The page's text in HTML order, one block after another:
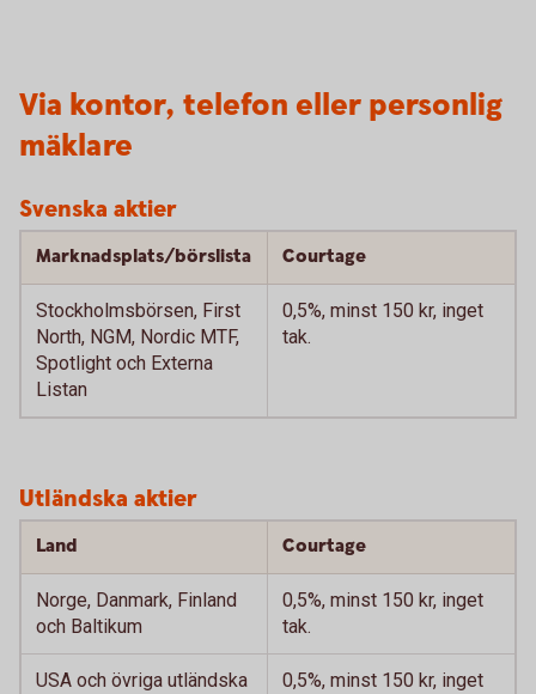
Via kontor, telefon eller personlig
mäklare
Svenska aktier
Marknadsplats/börslista Courtage
Stockholmsbörsen, First
North, NGM, Nordic MTF,
Spotlight och Externa
Listan
0,5%, minst 150 kr, inget
tak.
Utländska aktier
Land Courtage
Norge, Danmark, Finland
och Baltikum
0,5%, minst 150 kr, inget
tak.
USA och övriga utländska
0,5%, minst 150 kr, inget